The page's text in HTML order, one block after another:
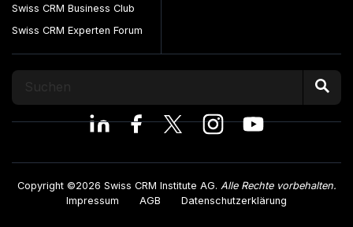
Swiss CRM Business Club
Swiss CRM Experten Forum
Copyright ©2026 Swiss CRM Institute AG. Alle Rechte vorbehalten.
Impressum
AGB Datenschutzerklärung